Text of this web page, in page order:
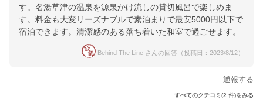
す。名湯草津の温泉を源泉かけ流しの貸切風呂で楽しめま
す。料金も大変リーズナブルで素泊まりで最安5000円以下で
宿泊できます。清潔感のある落ち着いた和室で過ごせます。
Behind The Line さんの回答（投稿日：2023/8/12）
通報する
すべてのクチコミ(2 件)をみる